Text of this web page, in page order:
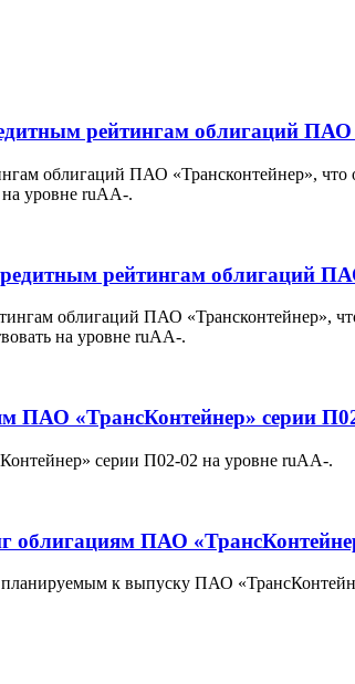
рейтингам облигаций ПАО
облигаций ПАО «Трансконтейнер»,
уровне ruAA-.
рейтингам облигаций
облигаций ПАО «Трансконтейнер»,
на уровне ruAA-.
ПАО «ТрансКонтейнер» серии
серии П02-02 на уровне ruAA-.
облигациям ПАО
к выпуску ПАО